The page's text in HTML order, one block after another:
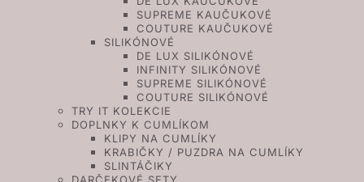
SUPREME KAUČUKOVÉ
COUTURE KAUČUKOVÉ
SILIKÓNOVÉ
DE LUX SILIKÓNOVÉ
INFINITY SILIKÓNOVÉ
SUPREME SILIKÓNOVÉ
COUTURE SILIKÓNOVÉ
TRY IT KOLEKCIE
DOPLNKY K CUMLÍKOM
KLIPY NA CUMLÍKY
KRABIČKY / PUZDRA NA CUMLÍKY
SLINTÁČIKY